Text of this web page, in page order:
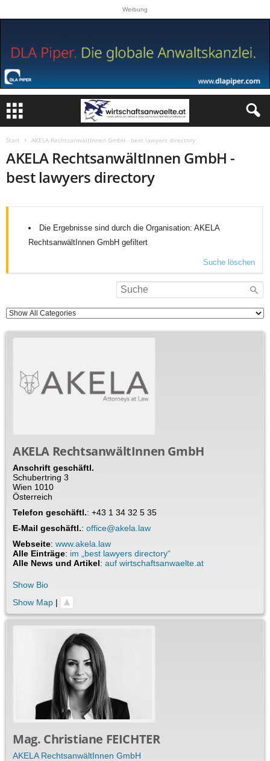
Werbung
Start AKELA RechtsanwältInnen GmbH - best lawyers directory
AKELA RechtsanwältInnen GmbH -
best lawyers directory
Die Ergebnisse sind durch die Organisation: AKELA
RechtsanwältInnen GmbH gefiltert
Suche löschen
AKELA RechtsanwältInnen GmbH
Anschrift geschäftl.
Schubertring 3
Wien 1010
Österreich
Telefon geschäftl.: +43 1 34 32 5 35
E-Mail geschäftl.: office@akela.law
Webseite: www.akela.law
Alle Einträge: im „best lawyers directory“
Alle News und Artikel: auf wirtschaftsanwaelte.at
Show Bio
Show Map |
Mag. Christiane FEICHTER
AKELA RechtsanwältInnen GmbH